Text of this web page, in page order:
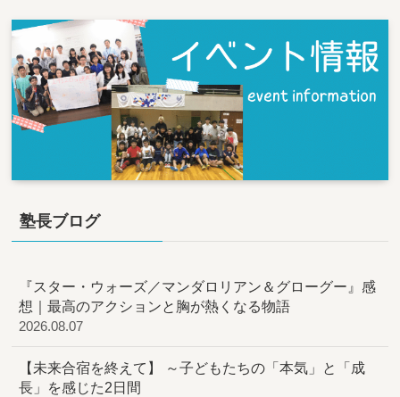
塾長ブログ
『スター・ウォーズ／マンダロリアン＆グローグー』感
想｜最高のアクションと胸が熱くなる物語
2026.08.07
【未来合宿を終えて】 ～子どもたちの「本気」と「成
長」を感じた2日間